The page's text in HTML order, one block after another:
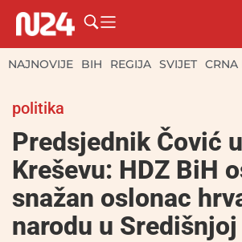
NAJNOVIJE BIH REGIJA SVIJET CRNA
politika
Predsjednik Čović u
Kreševu: HDZ BiH
snažan oslonac
narodu u